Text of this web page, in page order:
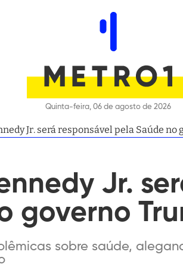
Quinta-feira, 06 de agosto de 2026
Jr. será responsável pela Saúde no
Jr.
governo
sobre saúde,